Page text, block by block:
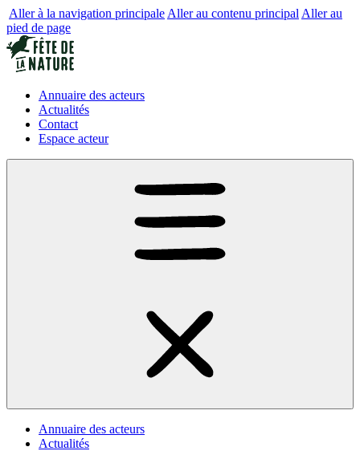
Aller à la navigation principale Aller au contenu principal Aller au
pied de page
Annuaire des acteurs
Actualités
Contact
Espace acteur
Annuaire des acteurs
Actualités